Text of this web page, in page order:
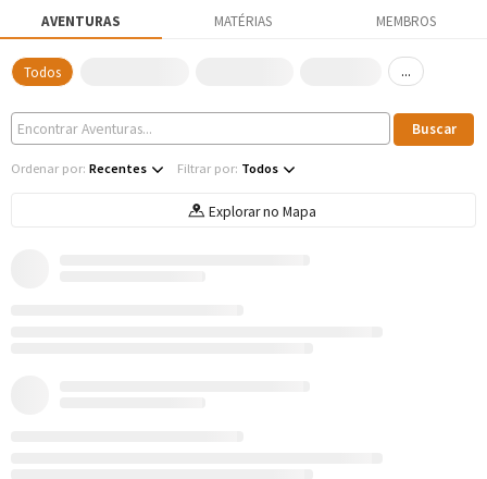
AVENTURAS MATÉRIAS MEMBROS
Todos ...
Ordenar por: Recentes Filtrar por: Todos
Explorar no Mapa